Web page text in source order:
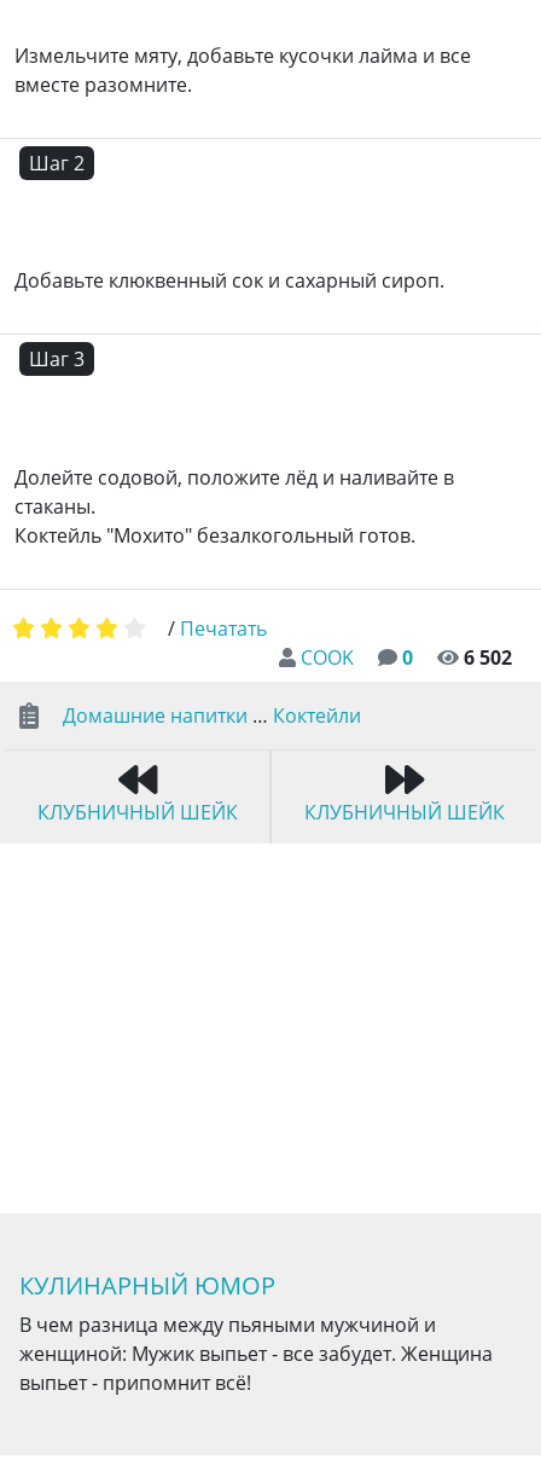
Измельчите мяту, добавьте кусочки лайма и все
вместе разомните.
Шаг 2
Добавьте клюквенный сок и сахарный сироп.
Шаг 3
Долейте содовой, положите лёд и наливайте в
стаканы.
Коктейль "Мохито" безалкогольный готов.
COOK 0 6 502
/ Печатать
Домашние напитки … Коктейли
КЛУБНИЧНЫЙ ШЕЙК КЛУБНИЧНЫЙ ШЕЙК
КУЛИНАРНЫЙ ЮМОР
В чем разница между пьяными мужчиной и
женщиной: Мужик выпьет - все забудет. Женщина
выпьет - припомнит всё!